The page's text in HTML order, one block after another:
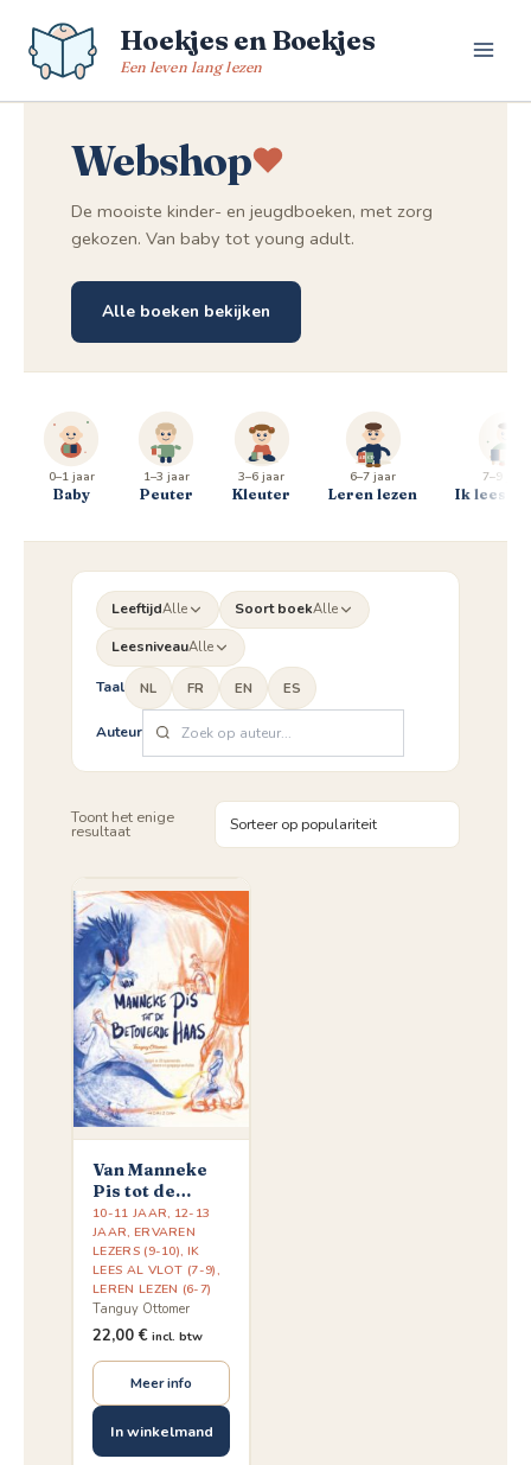
naar
Hoekjes en Boekjes
Een leven lang lezen
Webshop
De mooiste kinder- en jeugdboeken, met zorg
gekozen. Van baby tot young adult.
Alle boeken bekijken
0–1 jaar
Baby
1–3 jaar
Peuter
3–6 jaar
Kleuter
6–7 jaar
Leren lezen
7–9 jaar
Ik lees al
LeeftijdAlle Soort boekAlle
LeesniveauAlle
Taal NL FR EN ES
Auteur
Toont het enige
resultaat
Van Manneke
Pis tot de
betoverde haas
10-11 JAAR, 12-13
JAAR, ERVAREN
LEZERS (9-10), IK
LEES AL VLOT (7-9),
LEREN LEZEN (6-7)
Tanguy Ottomer
22,00 € incl. btw
Meer info
In winkelmand